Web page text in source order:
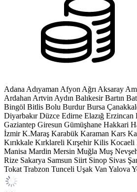
Adana Adıyaman Afyon Ağrı Aksaray
Ardahan Artvin Aydın Balıkesir Bartın
Bingöl Bitlis Bolu Burdur Bursa
Diyarbakır Düzce Edirne Elazığ Erzincan
Gaziantep Giresun Gümüşhane Hakkari
İzmir K.Maraş Karabük Karaman Kars
Kırıkkale Kırklareli Kırşehir Kilis Kocaeli
Manisa Mardin Mersin Muğla Muş
Rize Sakarya Samsun Siirt Sinop Sivas
Tokat Trabzon Tunceli Uşak Van Yalova